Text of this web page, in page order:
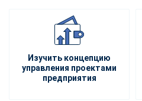
Изучить концепцию
управления проектами
предприятия